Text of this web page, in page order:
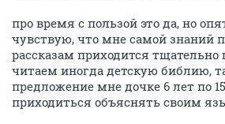
про время с пользой это да, но
чувствую, что мне самой знаний
рассказам приходится тщательно
читаем иногда детскую библию,
предложение мне дочке 6 лет по
приходиться объяснять своим